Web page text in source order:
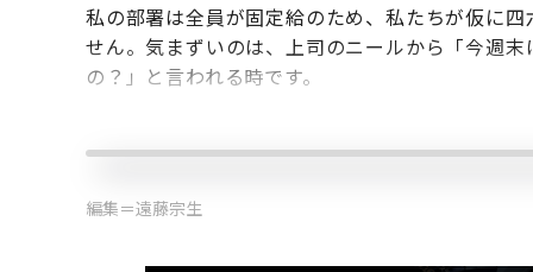
私の部署は全員が固定給のため、私たちが仮に
せん。気まずいのは、上司のニールから「今週
の？」と言われる時です。